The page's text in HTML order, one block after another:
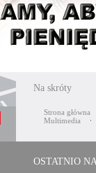
Na skróty
Strona główna
Multimedia
OSTATNIO